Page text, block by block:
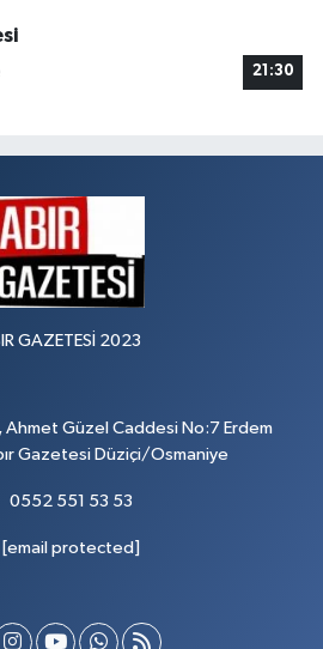
21:30
GAZETESİ 2023
Ahmet Güzel Caddesi No:7 Erdem
Gazetesi Düziçi/Osmaniye
0552 551 53 53
[email protected]